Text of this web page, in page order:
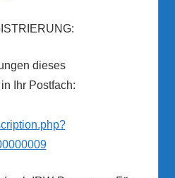
dieses
Ihr Postfach: